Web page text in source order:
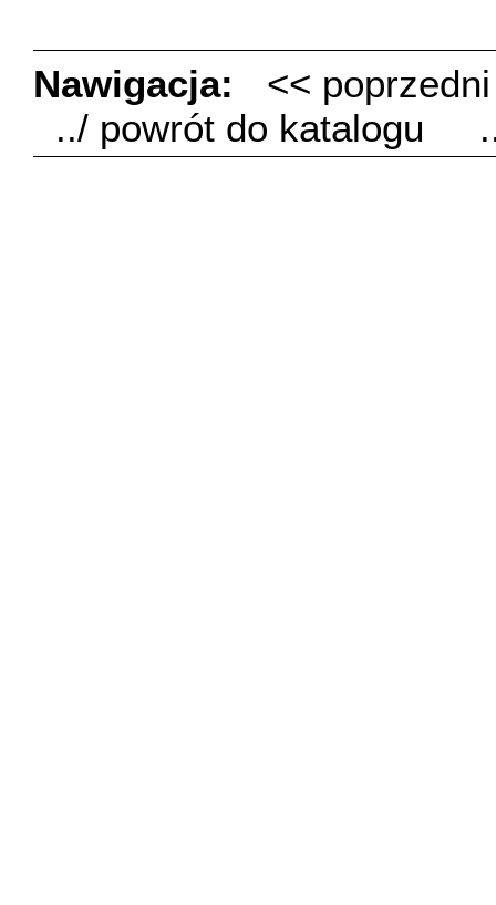
Nawigacja:
<<
../ powrót do katalogu